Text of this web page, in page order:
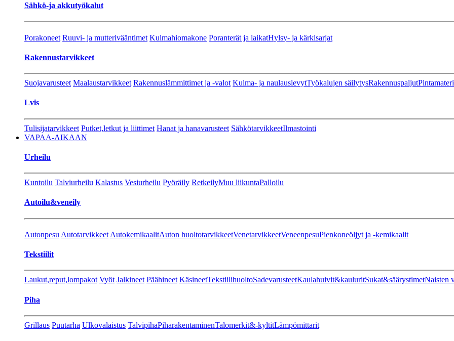
Sähkö-ja akkutyökalut
Porakoneet Ruuvi- ja mutterivääntimet Kulmahiomakone Poranterät ja laikatHylsy- ja kärkisarjat
Rakennustarvikkeet
Suojavarusteet Maalaustarvikkeet Rakennuslämmittimet ja -valot Kulma- ja naulauslevytTyökalujen säilytysRakennuspaljut
Lvis
Tulisijatarvikkeet Putket,letkut ja liittimet Hanat ja hanavarusteet SähkötarvikkeetIlmastointi
VAPAA-AIKAAN
Urheilu
Kuntoilu Talviurheilu Kalastus Vesiurheilu Pyöräily RetkeilyMuu liikuntaPalloilu
Autoilu&veneily
Autonpesu Autotarvikkeet AutokemikaalitAuton huoltotarvikkeetVenetarvikkeetVeneenpesuPienkoneöljyt ja -kemikaalit
Tekstiilit
Laukut,reput,lompakot Vyöt Jalkineet Päähineet KäsineetTekstiilihuoltoSadevarusteetKaulahuivit&kauluritSukat&säärystimetNaisten
Piha
Grillaus Puutarha Ulkovalaistus TalvipihaPiharakentaminenTalomerkit&-kyltitLämpömittarit